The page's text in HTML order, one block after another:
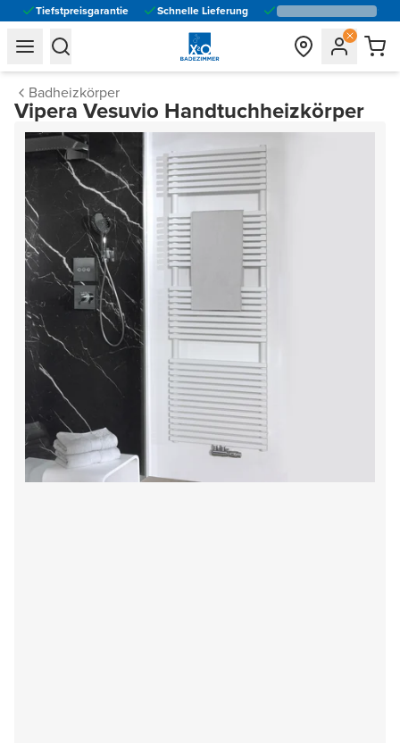
Tiefstpreisgarantie Schnelle Lieferung
general.navigation.toggle_menu.label
general.navigation.toggle_menu.label
Badheizkörper
Vipera Vesuvio Handtuchheizkörper